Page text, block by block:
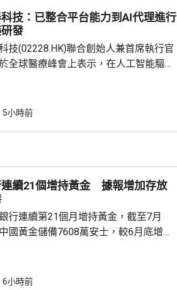
技：已整合平台能力到AI代理進行
發
技(02228.HK)聯合創始人兼首席執行官
全球醫療峰會上表示，在人工智能驅動
決不少跨尺度的複雜科學問題。他又
和基礎設施，完成真正的科研項目，並
5小時前
續21個增持黃金 據報增加存放
行連續第21個月增持黃金，截至7月
國黃金儲備7608萬安士，較6月底增加
可助力支持香港成為主要的黃金交易中
6小時前